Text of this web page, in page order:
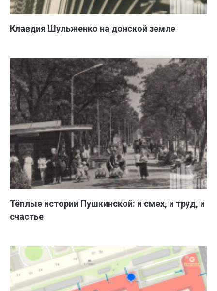
Клавдия Шульженко на донской земле
Тёплые истории Пушкинской: и смех, и труд, и
счастье